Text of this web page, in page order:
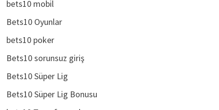
bets10 mobil
Bets10 Oyunlar
bets10 poker
Bets10 sorunsuz giriş
Bets10 Süper Lig
Bets10 Süper Lig Bonusu